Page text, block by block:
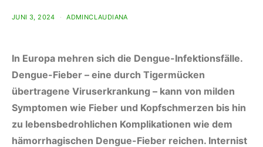
JUNI 3, 2024 ADMINCLAUDIANA
In Europa mehren sich die Dengue-Infektionsfälle.
Dengue-Fieber – eine durch Tigermücken
übertragene Viruserkrankung – kann von milden
Symptomen wie Fieber und Kopfschmerzen bis hin
zu lebensbedrohlichen Komplikationen wie dem
hämorrhagischen Dengue-Fieber reichen. Internist